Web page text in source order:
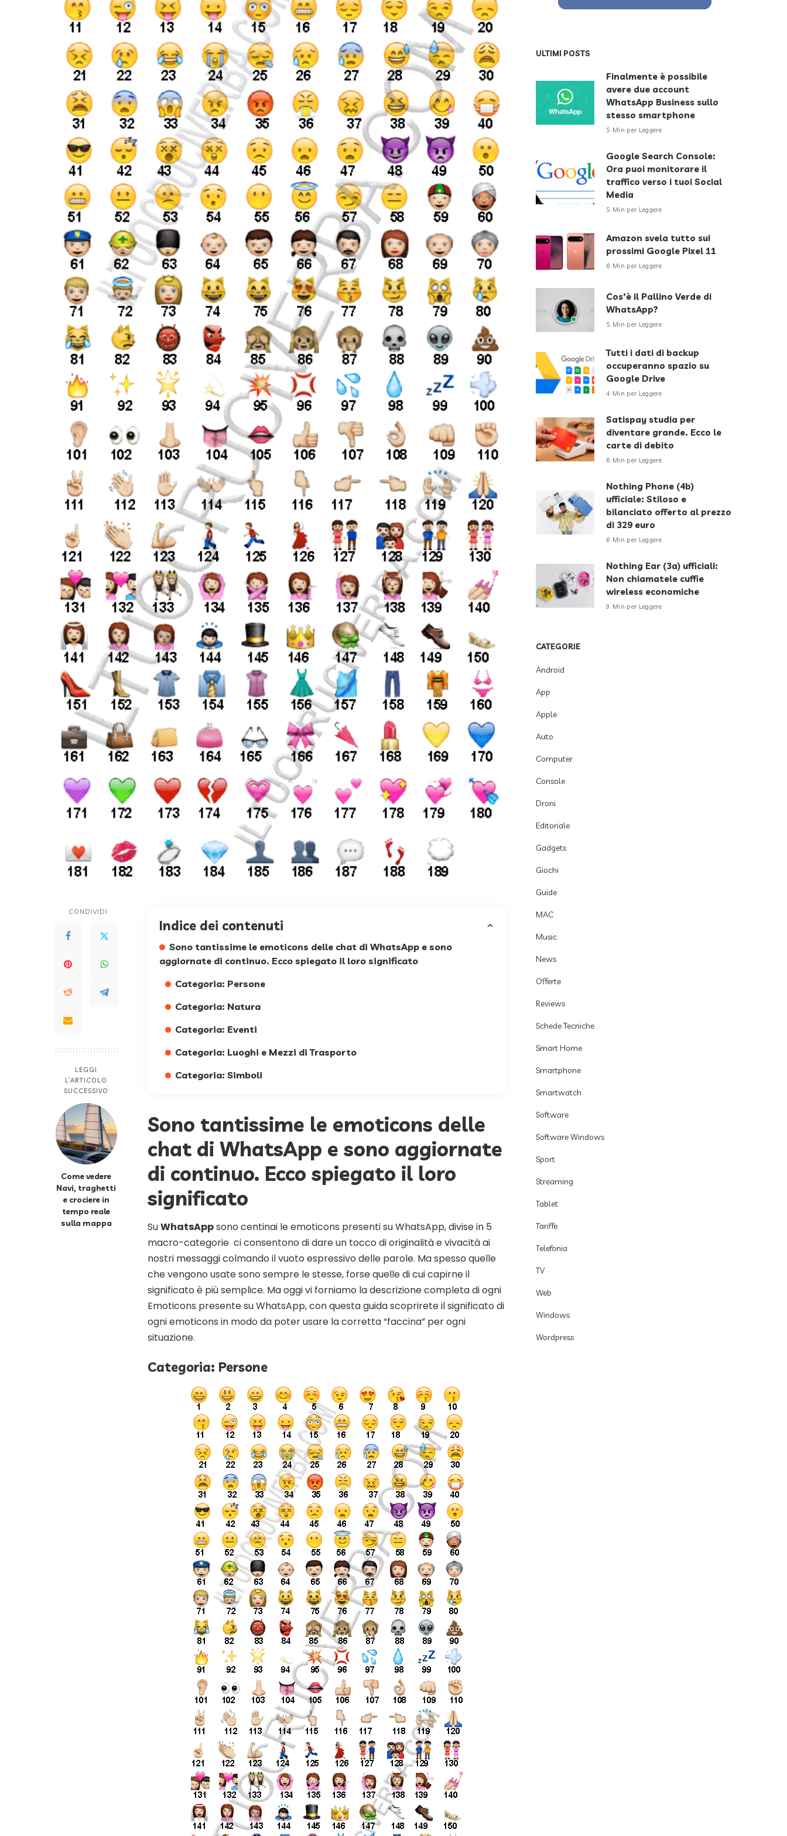
CONDIVIDI
LEGGI
L’ARTICOLO
SUCCESSIVO
Come vedere
Navi, traghetti
e crociere in
tempo reale
sulla mappa
Indice dei contenuti
Sono tantissime le emoticons delle chat di WhatsApp e sono
aggiornate di continuo. Ecco spiegato il loro significato
Categoria: Persone
Categoria: Natura
Categoria: Eventi
Categoria: Luoghi e Mezzi di Trasporto
Categoria: Simboli
Sono tantissime le emoticons delle
chat di WhatsApp e sono aggiornate
di continuo. Ecco spiegato il loro
significato
SuWhatsAppsono centinai le emoticons presenti su WhatsApp, divise in 5
macro-categorie ci consentono di dare un tocco di originalità e vivacità ai
nostri messaggi colmando il vuoto espressivo delle parole. Ma spesso quelle
che vengono usate sono sempre le stesse, forse quelle di cui capirne il
significato è più semplice. Ma oggi vi forniamo la descrizione completa di ogni
Emoticons presente su WhatsApp, con questa guida scoprirete il significato di
ogni emoticons in modo da poter usare la corretta “faccina” per ogni
situazione.
Categoria: Persone
ULTIMI POSTS
Finalmente è possibile
avere due account
WhatsApp Business sullo
stesso smartphone
5 Min per Leggere
Google Search Console:
Ora puoi monitorare il
traffico verso i tuoi Social
Media
5 Min per Leggere
Amazon svela tutto sui
prossimi Google Pixel 11
6 Min per Leggere
Cos’è il Pallino Verde di
WhatsApp?
5 Min per Leggere
Tutti i dati di backup
occuperanno spazio su
Google Drive
4 Min per Leggere
Satispay studia per
diventare grande. Ecco le
carte di debito
6 Min per Leggere
Nothing Phone (4b)
ufficiale: Stiloso e
bilanciato offerto al prezzo
di 329 euro
6 Min per Leggere
Nothing Ear (3a) ufficiali:
Non chiamatele cuffie
wireless economiche
9 Min per Leggere
CATEGORIE
Android
App
Apple
Auto
Computer
Console
Droni
Editoriale
Gadgets
Giochi
Guide
MAC
Music
News
Offerte
Reviews
Schede Tecniche
Smart Home
Smartphone
Smartwatch
Software
Software Windows
Sport
Streaming
Tablet
Tariffe
Telefonia
TV
Web
Windows
Wordpress